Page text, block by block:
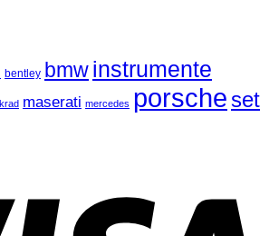
bentley bmwinstrumente
maserati mercedes porsche set